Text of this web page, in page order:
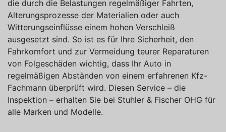
die durch die Belastungen regelmäßiger Fahrten,
Alterungsprozesse der Materialien oder auch
Witterungseinflüsse einem hohen Verschleiß
ausgesetzt sind. So ist es für Ihre Sicherheit, den
Fahrkomfort und zur Vermeidung teurer Reparaturen
von Folgeschäden wichtig, dass Ihr Auto in
regelmäßigen Abständen von einem erfahrenen Kfz-
Fachmann überprüft wird. Diesen Service – die
Inspektion – erhalten Sie bei Stuhler & Fischer OHG für
alle Marken und Modelle.